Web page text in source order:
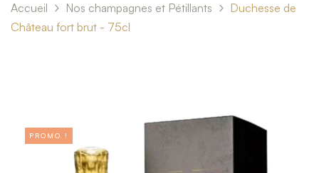
Accueil Nos champagnes et Pétillants
Duchesse de
Château fort brut - 75cl
PROMO !